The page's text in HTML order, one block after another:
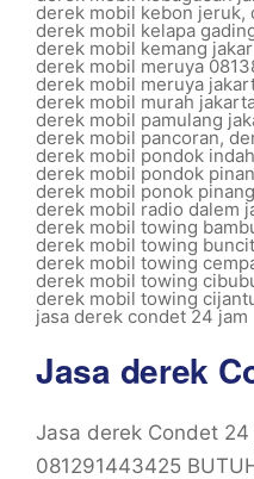
derek mobil kebon jeruk,
derek mobil kelapa
derek mobil kemang
derek mobil meruya
derek mobil meruya
derek mobil murah
derek mobil pamulang
derek mobil pancoran,
derek mobil pondok
derek mobil pondok
derek mobil ponok pinang
derek mobil radio dalem
derek mobil towing
derek mobil towing buncit
derek mobil towing
derek mobil towing
derek mobil towing
jasa derek condet 24 jam
Jasa derek
Jasa derek Condet 24
081291443425